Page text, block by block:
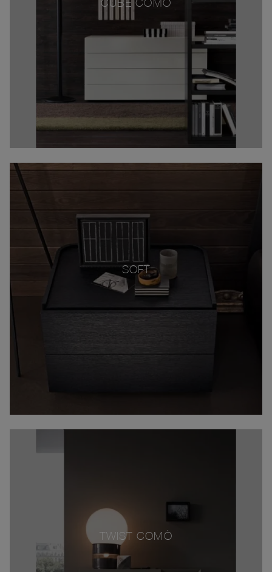
CUBE COMÒ
SOFT
TWIST COMÒ